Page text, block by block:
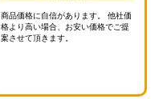
商品価格に自信があります。 他社価
格より高い場合、お安い価格でご提
案させて頂きます。